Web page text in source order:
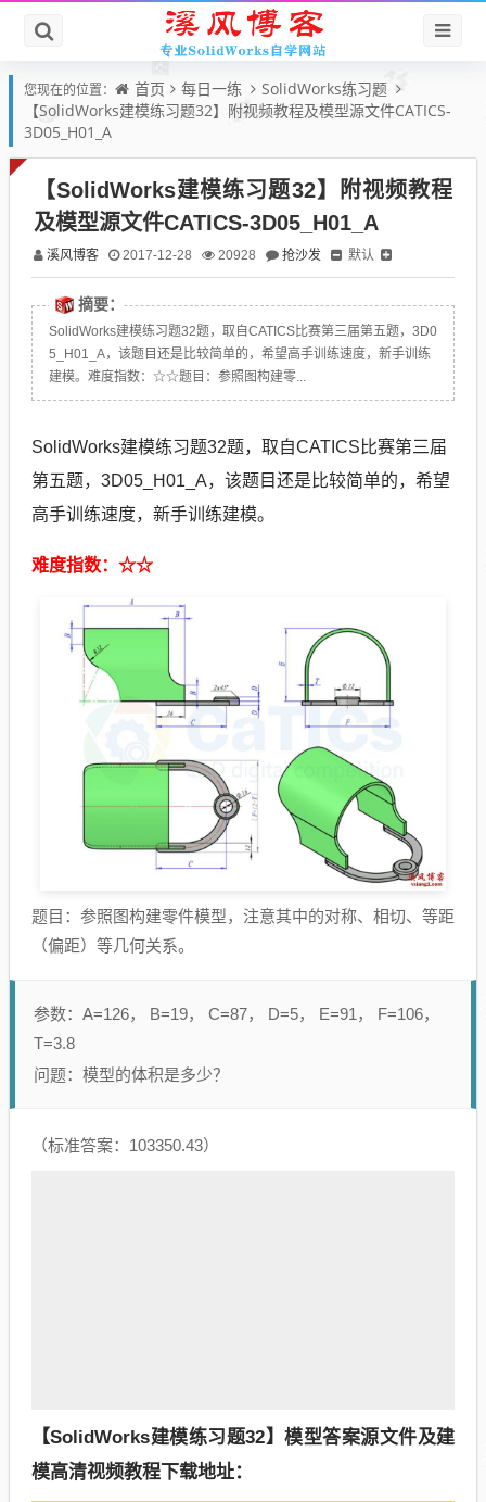
您现在的位置： 首页 每日一练
SolidWorks练习题
【SolidWorks建模练习题32】附视频教程及模型源文件CATICS-
3D05_H01_A
【SolidWorks建模练习题32】附视频教程
及模型源文件CATICS-3D05_H01_A
溪风博客 2017-12-28 20928 抢沙发 默认
摘要：
SolidWorks建模练习题32题，取自CATICS比赛第三届第五题，3D0
5_H01_A，该题目还是比较简单的，希望高手训练速度，新手训练
建模。难度指数：☆☆题目：参照图构建零...
SolidWorks建模练习题32题，取自CATICS比赛第三届
第五题，3D05_H01_A，该题目还是比较简单的，希望
高手训练速度，新手训练建模。
难度指数：☆☆
题目：参照图构建零件模型，注意其中的对称、相切、等距
（偏距）等几何关系。
参数：A=126， B=19， C=87， D=5， E=91， F=106，
T=3.8
问题：模型的体积是多少？
（标准答案：103350.43）
【SolidWorks建模练习题32】模型答案源文件及建
模高清视频教程下载地址：